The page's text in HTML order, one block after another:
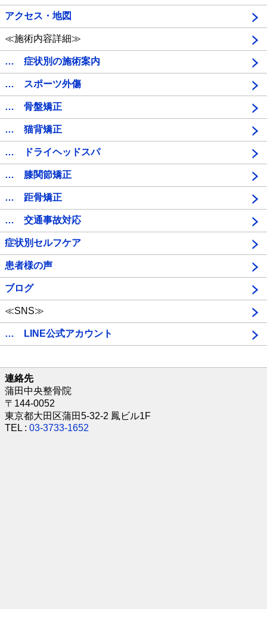
アクセス・地図
≪施術内容詳細≫
… 症状別の施術案内
… スポーツ外傷
… 骨盤矯正
… 猫背矯正
… ドライヘッドスパ
… 膝関節矯正
… 距骨矯正
… 交通事故対応
症状別セルフケア
患者様の声
ブログ
≪SNS≫
… LINE公式アカウント
連絡先
蒲田中央整骨院
〒144-0052
東京都大田区蒲田5-32-2 鳳ビル1F
TEL : 03-3733-1652